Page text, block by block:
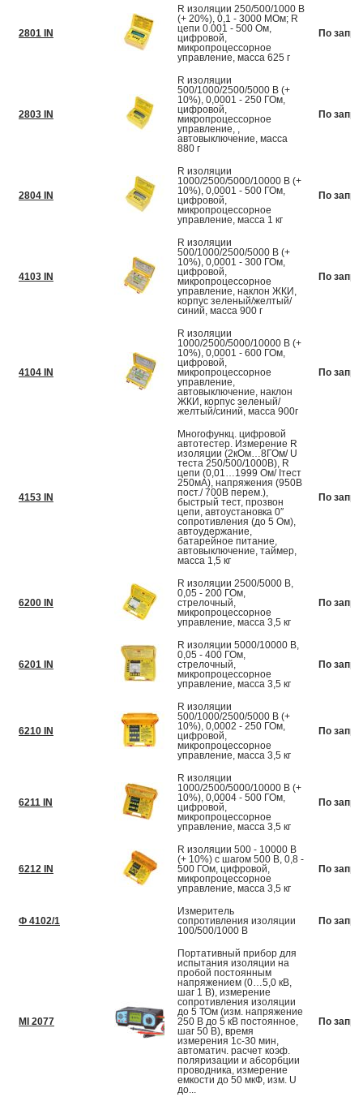
2801 IN
R изоляции 250/500/1000 В
(+ 20%), 0,1 - 3000 МОм; R
цепи 0.001 - 500 Ом,
цифровой,
микропроцессорное
управление, масса 625 г
По
2803 IN
R изоляции
500/1000/2500/5000 В (+
10%), 0,0001 - 250 ГОм,
цифровой,
микропроцессорное
управление, ,
автовыключение, масса
880 г
По
2804 IN
R изоляции
1000/2500/5000/10000 В (+
10%), 0,0001 - 500 ГОм,
цифровой,
микропроцессорное
управление, масса 1 кг
По
4103 IN
R изоляции
500/1000/2500/5000 В (+
10%), 0,0001 - 300 ГОм,
цифровой,
микропроцессорное
управление, наклон ЖКИ,
корпус зеленый/желтый/
синий, масса 900 г
По
4104 IN
R изоляции
1000/2500/5000/10000 В (+
10%), 0,0001 - 600 ГОм,
цифровой,
микропроцессорное
управление,
автовыключение, наклон
ЖКИ, корпус зеленый/
желтый/синий, масса 900г
По
4153 IN
Многофункц. цифровой
автотестер. Измерение R
изоляции (2кОм…8ГОм/ U
теста 250/500/1000В), R
цепи (0,01…1999 Ом/ Iтест
250мА), напряжения (950В
пост./ 700В перем.),
быстрый тест, прозвон
цепи, автоустановка 0″
сопротивления (до 5 Ом),
автоудержание,
батарейное питание,
автовыключение, таймер,
масса 1,5 кг
По
6200 IN
R изоляции 2500/5000 В,
0,05 - 200 ГОм,
стрелочный,
микропроцессорное
управление, масса 3,5 кг
По
6201 IN
R изоляции 5000/10000 В,
0,05 - 400 ГОм,
стрелочный,
микропроцессорное
управление, масса 3,5 кг
По
6210 IN
R изоляции
500/1000/2500/5000 В (+
10%), 0,0002 - 250 ГОм,
цифровой,
микропроцессорное
управление, масса 3,5 кг
По
6211 IN
R изоляции
1000/2500/5000/10000 В (+
10%), 0,0004 - 500 ГОм,
цифровой,
микропроцессорное
управление, масса 3,5 кг
По
6212 IN
R изоляции 500 - 10000 В
(+ 10%) с шагом 500 В, 0,8 -
500 ГОм, цифровой,
микропроцессорное
управление, масса 3,5 кг
По
Ф 4102/1
Измеритель
сопротивления изоляции
100/500/1000 В
По
MI 2077
Портативный прибор для
испытания изоляции на
пробой постоянным
напряжением (0…5,0 кВ,
шаг 1 В), измерение
сопротивления изоляции
до 5 ТОм (изм. напряжение
250 В до 5 кВ постоянное,
шаг 50 В), время
измерения 1с-30 мин,
автоматич. расчет коэф.
поляризации и абсорбции
проводника, измерение
емкости до 50 мкФ, изм. U
до...
По